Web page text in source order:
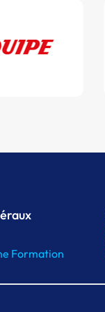
Formation